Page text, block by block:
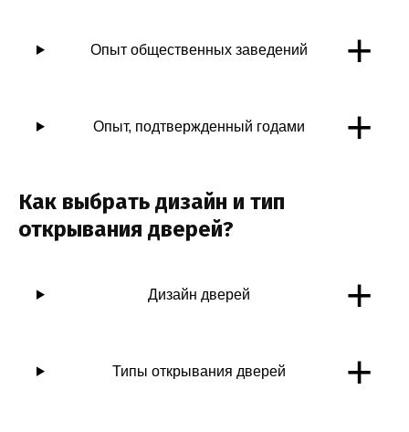
Опыт общественных заведений +
Опыт, подтвержденный годами +
Как выбрать дизайн и тип
открывания дверей?
Дизайн дверей +
Типы открывания дверей +